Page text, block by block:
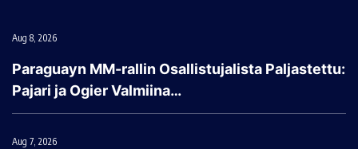
Aug 8, 2026
Paraguayn MM-rallin Osallistujalista Paljastettu:
Pajari ja Ogier Valmiina…
Aug 7, 2026